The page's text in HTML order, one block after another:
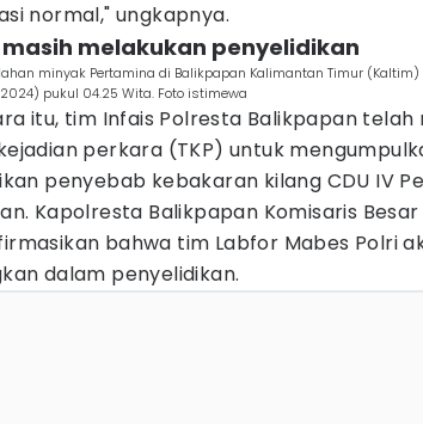
normal," ungkapnya.
masih melakukan penyelidikan
minyak Pertamina di Balikpapan Kalimantan Timur
pukul 04.25 Wita. Foto istimewa
itu, tim Infais Polresta Balikpapan telah
perkara (TKP) untuk
penyebab kebakaran kilang CDU IV
Kapolresta Balikpapan Komisaris
bahwa tim Labfor Mabes Polri
dalam penyelidikan.